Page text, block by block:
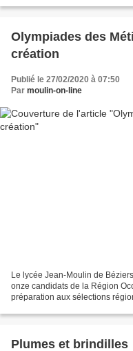
Olympiades des
création
Publié le 27/02/2020 à 07:50
Par moulin-on-line
Le lycée Jean-Moulin de
onze candidats de la Région
préparation aux sélections
Plumes et brindilles